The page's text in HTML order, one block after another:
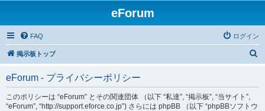
eForum
FAQ ログイン
掲示板トップ
eForum - プライバシーポリシー
このポリシーは “eForum” とその関連団体 （以下 “私達”, “掲示板”, “当サイト”,
“eForum”, “http://support.eforce.co.jp”) さらには phpBB （以下 “phpBBソフトウ